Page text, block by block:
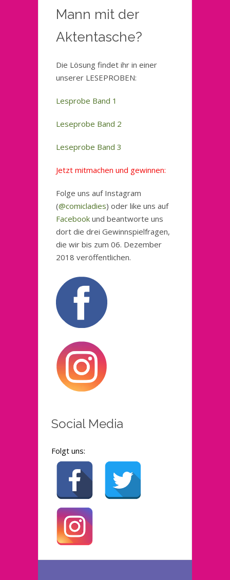
Mann mit der
Aktentasche?
Die Lösung findet ihr in einer
unserer LESEPROBEN:
Lesprobe Band 1
Leseprobe Band 2
Leseprobe Band 3
Jetzt mitmachen und gewinnen:
Folge uns auf Instagram
(@comicladies) oder like uns auf
Facebook und beantworte uns
dort die drei Gewinnspielfragen,
die wir bis zum 06. Dezember
2018 veröffentlichen.
Social Media
Folgt uns: